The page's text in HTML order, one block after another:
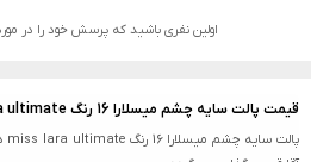
اولین نفری باشید که پرسش خود را در
قیمت پالت سایه چشم میسلارا 16 رنگ miss lara ultimate
پالت سایه چشم میسلارا 16 رنگ miss lara ultimate در سایت